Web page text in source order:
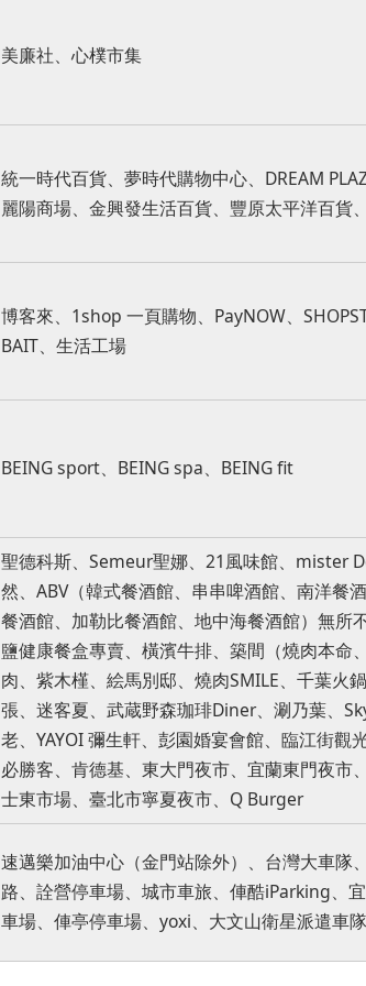
美廉社、心樸市集
統一時代百貨、夢時代購物中心、DREAM
麗陽商場、金興發生活百貨、豐原太平洋百貨
博客來、1shop 一頁購物、PayNOW、
BAIT、生活工場
BEING sport、BEING spa、BEING fit
聖德科斯、Semeur聖娜、21風味館、mister
然、ABV（韓式餐酒館、串串啤酒館、南洋餐
餐酒館、加勒比餐酒館、地中海餐酒館）無所
鹽健康餐盒專賣、橫濱牛排、築間（燒肉本命
肉、紫木槿、絵馬別邸、燒肉SMILE、千葉火
張、迷客夏、武蔵野森珈琲Diner、涮乃葉、
老、YAYOI 彌生軒、彭園婚宴會館、臨江街觀
必勝客、肯德基、東大門夜市、宜蘭東門夜市
士東市場、臺北市寧夏夜市、Q Burger
速邁樂加油中心（金門站除外）、台灣大車隊
路、詮營停車場、城市車旅、俥酷iParking、
車場、俥亭停車場、yoxi、大文山衛星派遣車